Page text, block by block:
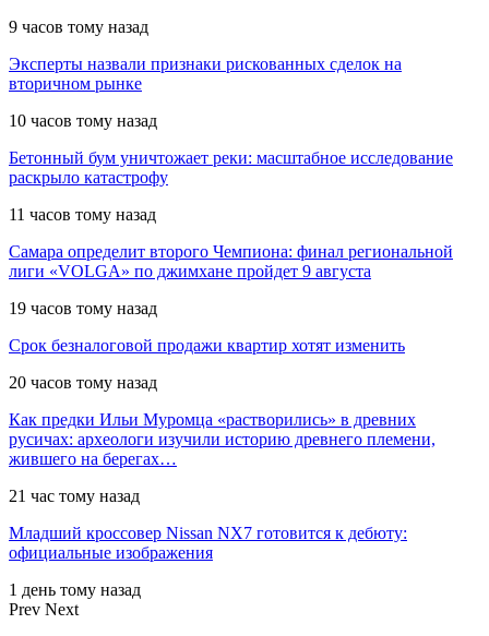
9 часов тому назад
Эксперты назвали признаки рискованных сделок на
вторичном рынке
10 часов тому назад
Бетонный бум уничтожает реки: масштабное исследование
раскрыло катастрофу
11 часов тому назад
Самара определит второго Чемпиона: финал региональной
лиги «VOLGA» по джимхане пройдет 9 августа
19 часов тому назад
Срок безналоговой продажи квартир хотят изменить
20 часов тому назад
Как предки Ильи Муромца «растворились» в древних
русичах: археологи изучили историю древнего племени,
жившего на берегах…
21 час тому назад
Младший кроссовер Nissan NX7 готовится к дебюту:
официальные изображения
1 день тому назад
Prev Next